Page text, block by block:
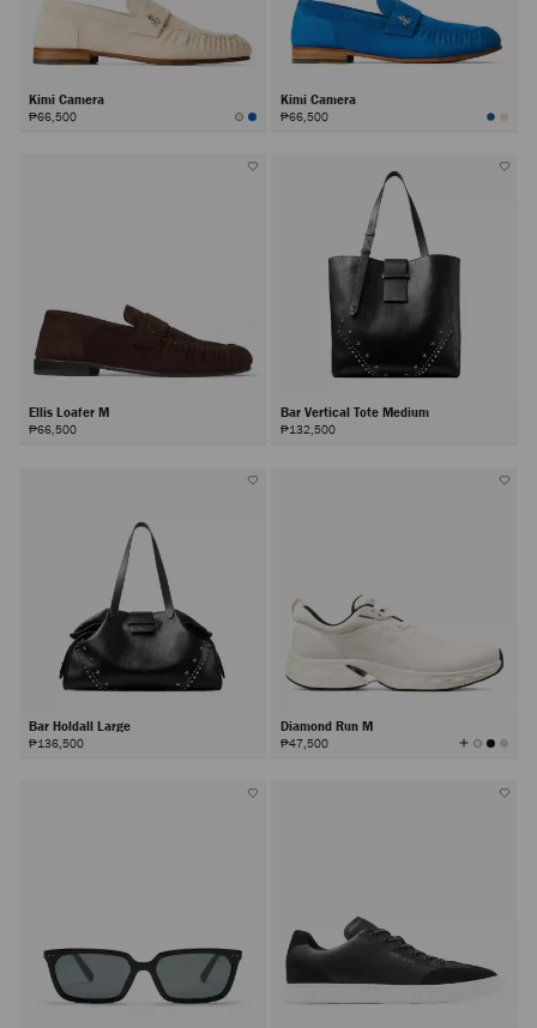
Kimi Camera
₱66,500
Kimi Camera
₱66,500
Ellis Loafer M
₱66,500
Bar Vertical Tote Medium
₱132,500
Bar Holdall Large
₱136,500
Diamond Run M
₱47,500 查
看